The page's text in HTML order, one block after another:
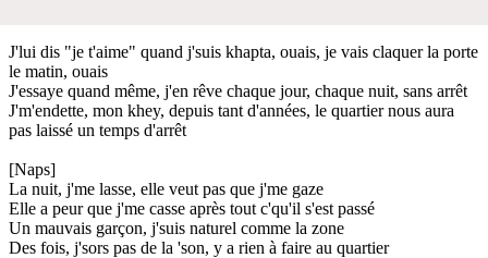
J'lui dis "je t'aime" quand j'suis khapta, ouais, je vais claquer la porte
le matin, ouais
J'essaye quand même, j'en rêve chaque jour, chaque nuit, sans arrêt
J'm'endette, mon khey, depuis tant d'années, le quartier nous aura
pas laissé un temps d'arrêt
[Naps]
La nuit, j'me lasse, elle veut pas que j'me gaze
Elle a peur que j'me casse après tout c'qu'il s'est passé
Un mauvais garçon, j'suis naturel comme la zone
Des fois, j'sors pas de la 'son, y a rien à faire au quartier